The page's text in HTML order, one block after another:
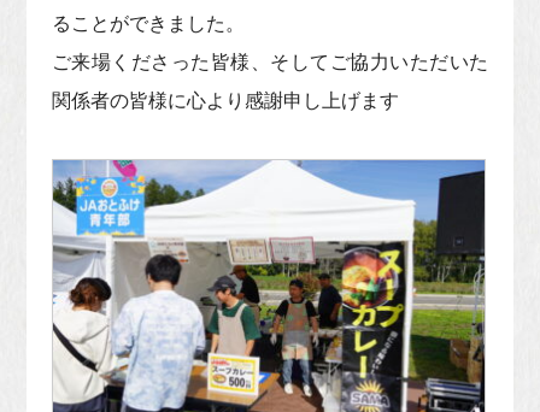
ることができました。
ご来場くださった皆様、そしてご協力いただいた
関係者の皆様に心より感謝申し上げます